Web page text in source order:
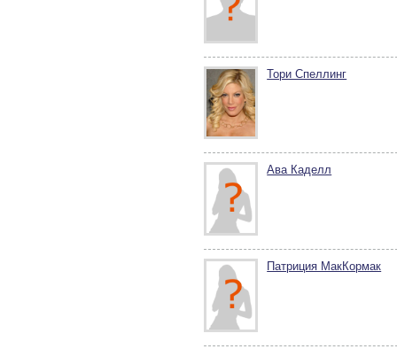
Тори Спеллинг
Ава Каделл
Патриция МакКормак